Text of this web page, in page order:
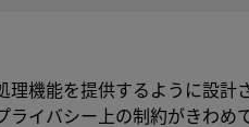
機能を提供するように設計
ライバシー上の制約がきわめ